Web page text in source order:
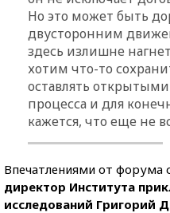
Но это может быть
двусторонним
здесь излишне
хотим что-то
оставлять
процесса и для
кажется, что еще не
Впечатлениями от форума
директор Института
исследований Григорий